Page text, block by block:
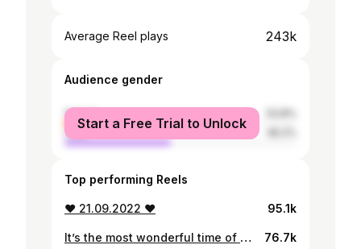
Average Reel plays 243k
Audience gender
female
male
Start a Free Trial to Unlock
Top performing Reels
❤️ 21.09.2022 ❤️ 95.1k
It’s the most wonderful time of my life 👶🏻 76.7k